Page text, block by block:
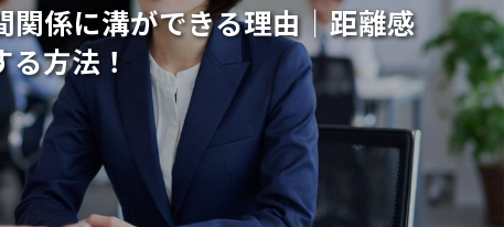
関係に溝ができる理由｜距離感
方法！